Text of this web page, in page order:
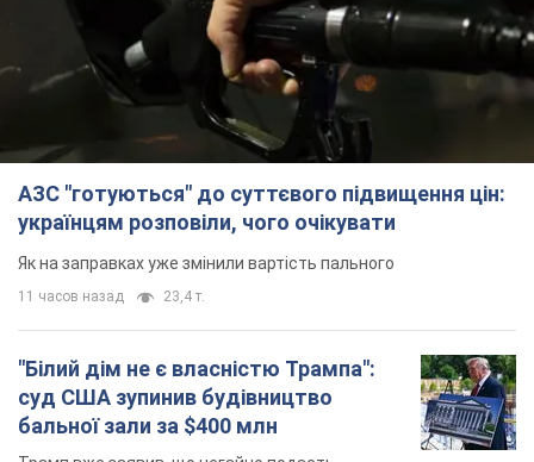
Як на заправках уже змінили вартість пального
11 часов назад
"Білий дім не є власністю Трампа":
суд США зупинив будівництво
бальної зали за $400 млн
Трамп вже заявив, що негайно подасть
Війна змінює не лише тактику: в НГУ
показали інженерні рішення проти
російських FPV-дронів. Фото